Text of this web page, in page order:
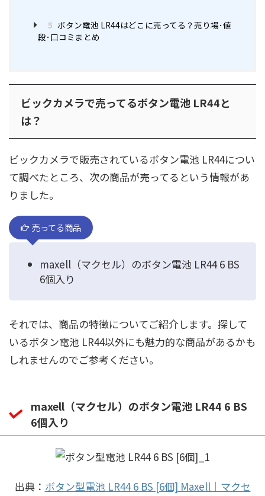
5 ボタン電池 LR44はどこに売ってる？売り場･値
段･口コミまとめ
ビックカメラで売ってるボタン電池 LR44と
は？
ビックカメラで販売されているボタン電池 LR44につい
て調べたところ、次の商品が売ってるという情報があ
りました。
売ってる商品
maxell（マクセル）のボタン電池 LR44 6 BS
6個入り
それでは、商品の特徴についてご紹介します。探して
いるボタン電池 LR44以外にも魅力的な商品があるかも
しれませんのでご参考ください。
maxell（マクセル）のボタン電池 LR44 6 BS
6個入り
出典： ボタン型電池 LR44 6 BS [6個] Maxell｜マクセ